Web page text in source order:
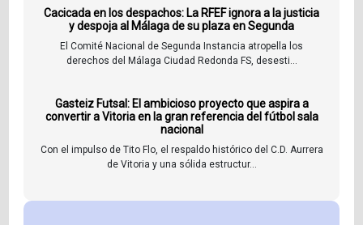
Cacicada en los despachos: La RFEF ignora a la justicia
y despoja al Málaga de su plaza en Segunda
El Comité Nacional de Segunda Instancia atropella los
derechos del Málaga Ciudad Redonda FS, desesti...
Gasteiz Futsal: El ambicioso proyecto que aspira a
convertir a Vitoria en la gran referencia del fútbol sala
nacional
Con el impulso de Tito Flo, el respaldo histórico del C.D. Aurrera
de Vitoria y una sólida estructur...